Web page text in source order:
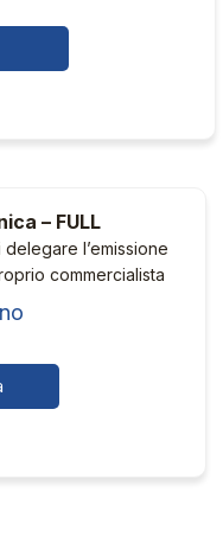
– FULL
l’emissione
commercialista